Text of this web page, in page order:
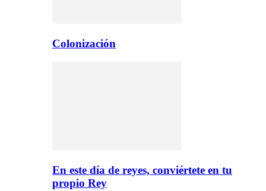
Colonización
En este día de reyes, conviértete en tu
propio Rey